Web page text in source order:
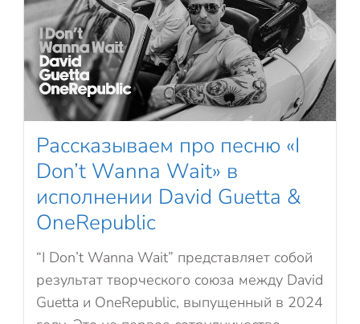
Рассказываем про песню «I
Don’t Wanna Wait» в
исполнении David Guetta &
OneRepublic
“I Don’t Wanna Wait” представляет собой
результат творческого союза между David
Guetta и OneRepublic, выпущенный в 2024